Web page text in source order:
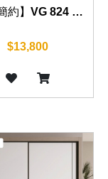
【現代簡約】VG 824 衣櫃 120/160/200cm
$13,800